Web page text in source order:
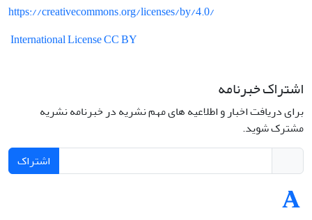
https://creativecommons.org/licenses/by/4.0/
International License CC BY
اشتراک خبرنامه
برای دریافت اخبار و اطلاعیه های مهم نشریه در خبرنامه نشریه
مشترک شوید.
اشتراک